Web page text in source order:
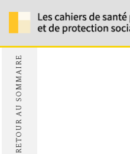
RETOUR AU SOMMAIRE